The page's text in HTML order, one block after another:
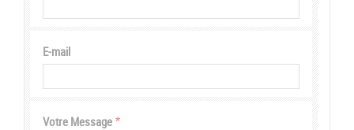
E-mail
Votre Message